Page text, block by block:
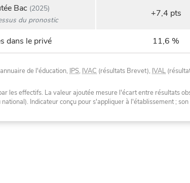
Bac (2025)
du pronostic
+7,4 pts
dans le privé 11,6 %
de l'éducation, IPS, IVAC (résultats Brevet), IVAL
les effectifs. La valeur ajoutée mesure l'écart entre résultats
Indicateur conçu pour s'appliquer à l'établissement ;